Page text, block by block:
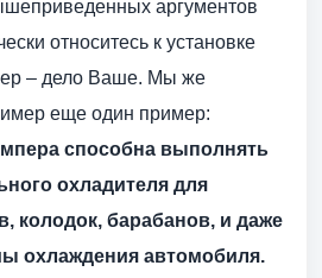
аргументов
относитесь к установке
– дело Ваше. Мы же
еще один пример:
способна выполнять
охладителя для
колодок, барабанов, и даже
охлаждения автомобиля.